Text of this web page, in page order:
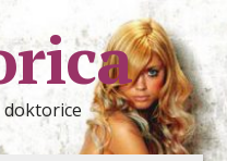
doktorice